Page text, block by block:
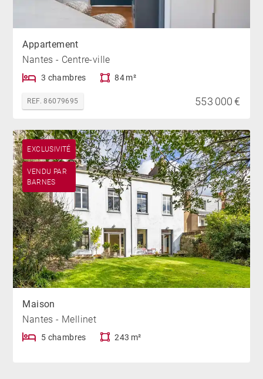
Appartement
Nantes - Centre-ville
3 chambres 84 m²
REF. 86079695 553 000 €
EXCLUSIVITÉ
VENDU PAR
BARNES
Maison
Nantes - Mellinet
5 chambres 243 m²